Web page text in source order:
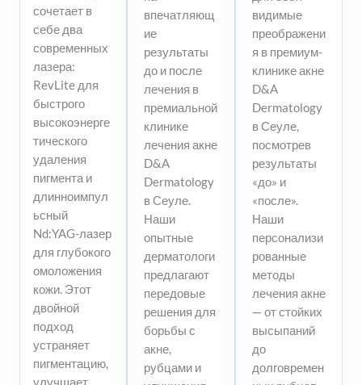
сочетает в
себе два
современных
лазера:
RevLite для
быстрого
высокоэнерге
тического
удаления
пигмента и
длинноимпул
ьсный
Nd:YAG-лазер
для глубокого
омоложения
кожи. Этот
двойной
подход
устраняет
пигментацию,
впечатляющ
ие
результаты
до и после
лечения в
премиальной
клинике
лечения акне
D&A
Dermatology
в Сеуле.
Наши
опытные
дерматологи
предлагают
передовые
решения для
борьбы с
акне,
рубцами и
видимые
преображени
я в премиум-
клинике акне
D&A
Dermatology
в Сеуле,
посмотрев
результаты
«до» и
«после».
Наши
персонализи
рованные
методы
лечения акне
— от стойких
высыпаний
до
долговремен